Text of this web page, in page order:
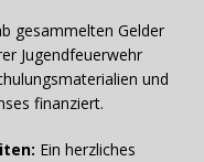
gesammelten Gelder
Jugendfeuerwehr
und
finanziert.
Ein herzliches